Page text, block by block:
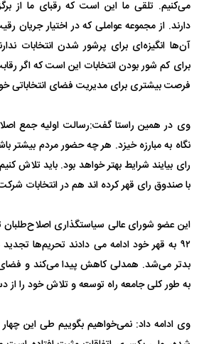
می‌کنیم. تلقی ما این است که رقبای ما از
دارند. از مجموعه عواملی که در اختیار
آن‌ها انگیزه‌ای برای پرشور شدن انتخابات
برای کم شور بودن انتخابات این است که اگر
فرصت بیشتری برای مدیریت فضای انتخاباتی
وی در همین راستا گفت‌:‌رسالت اولیه جمع
نگاه به مبارزه خیزد. هر چه حضور مردم بیشتر
رای بیایند شرایط بهتر خواهد بود. باید تلاش
با صندوق رای قهر کرده اند هم در انتخابات
این عضو شورای عالی سیاستگذاری
۹۲ به قهر خود ادامه می دادند تحریم‌ها
بدتر می‌شد. همدلی کاهش پیدا می‌کند و
به طور کلی جامعه راه توسعه و تلاش خود را
وی ادامه داد: نمی‌خواهیم بگوییم طی این